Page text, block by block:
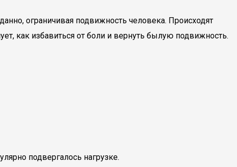
ограничивая подвижность человека. Происходят
как избавиться от боли и вернуть былую подвижность.
подвергалось нагрузке.